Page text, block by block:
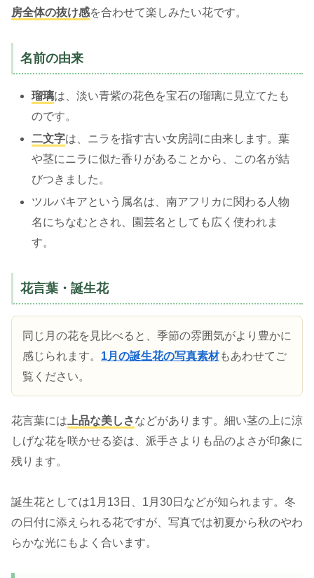
房全体の抜け感を合わせて楽しみたい花です。
名前の由来
瑠璃は、淡い青紫の花色を宝石の瑠璃に見立てたも
のです。
二文字は、ニラを指す古い女房詞に由来します。葉
や茎にニラに似た香りがあることから、この名が結
びつきました。
ツルバキアという属名は、南アフリカに関わる人物
名にちなむとされ、園芸名としても広く使われま
す。
花言葉・誕生花
同じ月の花を見比べると、季節の雰囲気がより豊かに
感じられます。 1月の誕生花の写真素材もあわせてご
覧ください。
花言葉には 上品な美しさなどがあります。細い茎の上に涼
しげな花を咲かせる姿は、派手さよりも品のよさが印象に
残ります。
誕生花としては1月13日、1月30日などが知られます。冬
の日付に添えられる花ですが、写真では初夏から秋のやわ
らかな光にもよく合います。